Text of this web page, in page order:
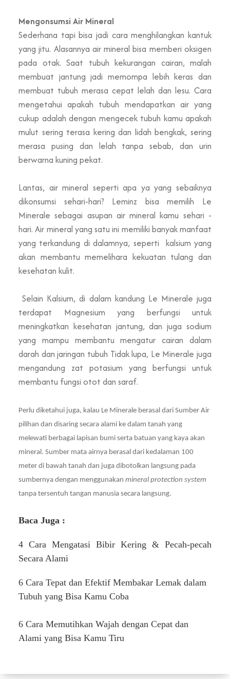
Mengonsumsi Air Mineral
Sederhana tapi bisa jadi cara menghilangkan kantuk
yang jitu. Alasannya air mineral bisa memberi oksigen
pada otak. Saat tubuh kekurangan cairan, malah
membuat jantung jadi memompa lebih keras dan
membuat tubuh merasa cepat lelah dan lesu. Cara
mengetahui apakah tubuh mendapatkan air yang
cukup adalah dengan mengecek tubuh kamu apakah
mulut sering terasa kering dan lidah bengkak, sering
merasa pusing dan lelah tanpa sebab, dan urin
berwarna kuning pekat.
Lantas, air mineral seperti apa ya yang sebaiknya
dikonsumsi sehari-hari? Leminz bisa memilih Le
Minerale sebagai asupan air mineral kamu sehari -
hari. Air mineral yang satu ini memiliki banyak manfaat
yang terkandung di dalamnya, seperti kalsium yang
akan membantu memelihara kekuatan tulang dan
kesehatan kulit.
Selain Kalsium, di dalam kandung Le Minerale juga
terdapat Magnesium yang berfungsi untuk
meningkatkan kesehatan jantung, dan juga sodium
yang mampu membantu mengatur cairan dalam
darah dan jaringan tubuh Tidak lupa, Le Minerale juga
mengandung zat potasium yang berfungsi untuk
membantu fungsi otot dan saraf.
Perlu diketahui juga, kalau Le Minerale berasal dari Sumber Air
pilihan dan disaring secara alami ke dalam tanah yang
melewati berbagai lapisan bumi serta batuan yang kaya akan
mineral. Sumber mata airnya berasal dari kedalaman 100
meter di bawah tanah dan juga dibotolkan langsung pada
sumbernya dengan menggunakan mineral protection system
tanpa tersentuh tangan manusia secara langsung.
Baca Juga :
4 Cara Mengatasi Bibir Kering & Pecah-pecah
Secara Alami
6 Cara Tepat dan Efektif Membakar Lemak dalam
Tubuh yang Bisa Kamu Coba
6 Cara Memutihkan Wajah dengan Cepat dan
Alami yang Bisa Kamu Tiru